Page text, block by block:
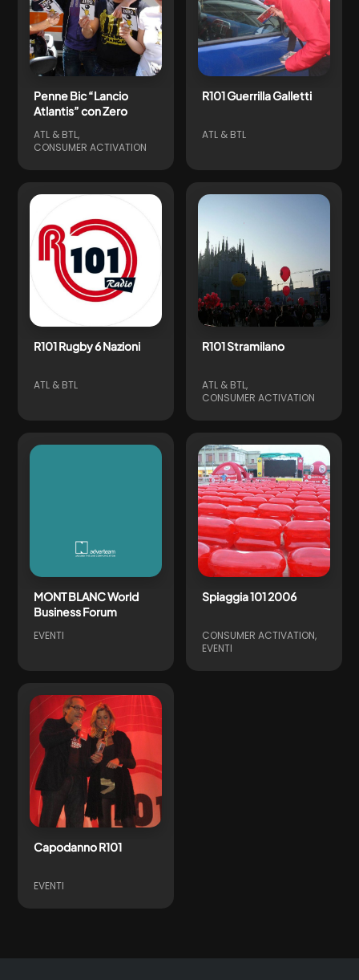
ATL & BTL
CONSUMER ACTIVATION
Penne Bic “Lancio
Atlantis” con Zero
ATL & BTL
R101 Guerrilla Galletti
ATL & BTL
R101 Rugby 6 Nazioni
ATL & BTL
CONSUMER ACTIVATION
R101 Stramilano
EVENTI
MONT BLANC World
Business Forum
CONSUMER ACTIVATION
EVENTI
Spiaggia 101 2006
EVENTI
Capodanno R101